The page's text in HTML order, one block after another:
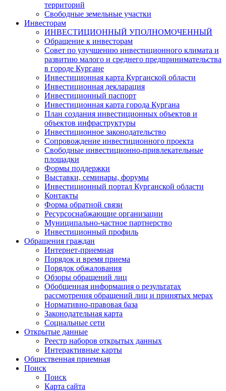
территорий
Свободные земельные участки
Инвесторам
ИНВЕСТИЦИОННЫЙ УПОЛНОМОЧЕННЫЙ
Обращение к инвесторам
Совет по улучшению инвестиционного климата и
развитию малого и среднего предпринимательства
в городе Кургане
Инвестиционная карта Курганской области
Инвестиционная декларация
Инвестиционный паспорт
Инвестиционная карта города Кургана
План создания инвестиционных объектов и
объектов инфраструктуры
Инвестиционное законодательство
Сопровождение инвестиционного проекта
Свободные инвестиционно-привлекательные
площадки
Формы поддержки
Выставки, семинары, форумы
Инвестиционный портал Курганской области
Контакты
Форма обратной связи
Ресурсоснабжающие организации
Муниципально-частное партнерство
Инвестиционный профиль
Обращения граждан
Интернет-приемная
Порядок и время приема
Порядок обжалования
Обзоры обращений лиц
Обобщенная информация о результатах
рассмотрения обращений лиц и принятых мерах
Нормативно-правовая база
Законодательная карта
Социальные сети
Открытые данные
Реестр наборов открытых данных
Интерактивные карты
Общественная приемная
Поиск
Поиск
Карта сайта